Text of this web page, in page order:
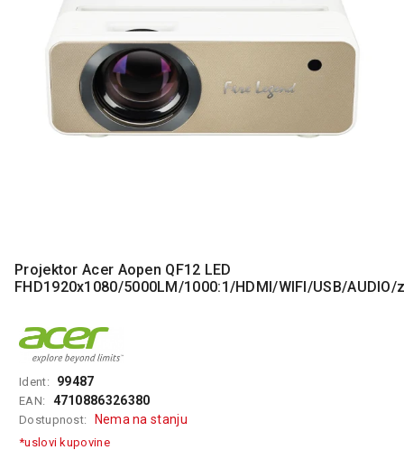
MOBILNI I
TELEFONI
RAČUNARSKE
KOMPONENTE
PERIFERIJE
EELEKTRO
ZAŠTITA
Projektor Acer Aopen QF12 LED
FHD1920x1080/5000LM/1000:1/HDMI/WIFI/USB/AUDIO/
Ident: 99487
EAN: 4710886326380
Dostupnost: Nema na stanju
*uslovi kupovine